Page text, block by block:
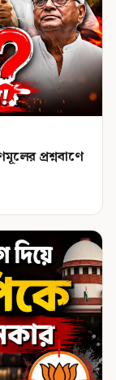
প্রশ্নবাণে